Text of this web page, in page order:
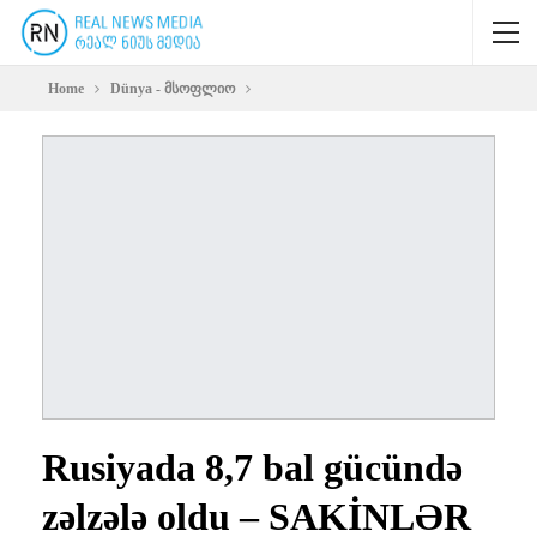
Home Dünya - მსოფლიო
Rusiyada 8,7 bal gücündə
zəlzələ oldu – SAKİNLƏR